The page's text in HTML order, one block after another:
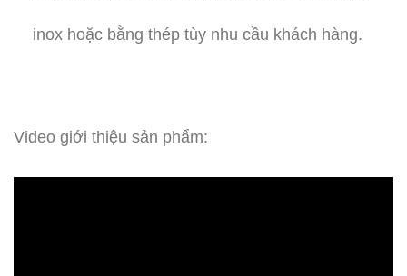
inox hoặc bằng thép tùy nhu cầu khách hàng.
Video giới thiệu sản phẩm: